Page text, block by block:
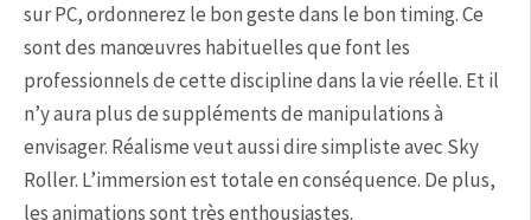
sur PC, ordonnerez le bon geste dans le bon timing. Ce
sont des manœuvres habituelles que font les
professionnels de cette discipline dans la vie réelle. Et il
n’y aura plus de suppléments de manipulations à
envisager. Réalisme veut aussi dire simpliste avec Sky
Roller. L’immersion est totale en conséquence. De plus,
les animations sont très enthousiastes.